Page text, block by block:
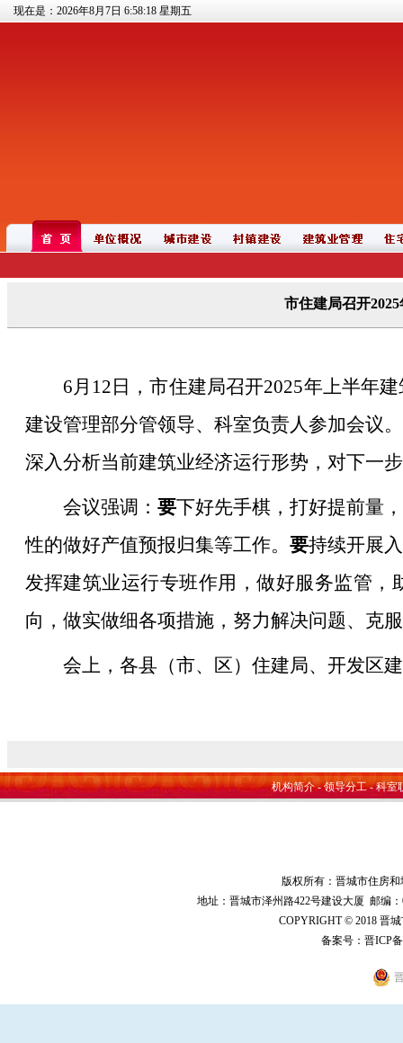
现在是：2026年8月7日 6:58:19 星期五
市住建局召开
6月12日，市住建局召开2025年上半年
建设管理部分管领导、科室负责人参加会议
深入分析当前建筑业经济运行形势，对下一
会议强调： 要下好先手棋，打好提前量
性的做好产值预报归集等工作。 要持续开展
发挥建筑业运行专班作用，做好服务监管，
向，做实做细各项措施，努力解决问题、克
会上，各县（市、区）住建局、开发区
机构简介-领导分工-科室
版权所有：晋城市住房
地址：晋城市泽州路422号建设大厦 邮编：
COPYRIGHT © 2018 晋
备案号： 晋ICP